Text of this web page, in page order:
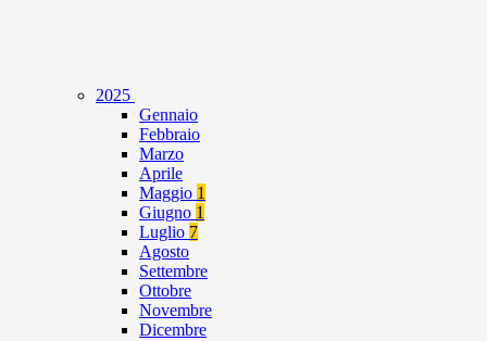
2025
Gennaio
Febbraio
Marzo
Aprile
Maggio 1
Giugno 1
Luglio 7
Agosto
Settembre
Ottobre
Novembre
Dicembre